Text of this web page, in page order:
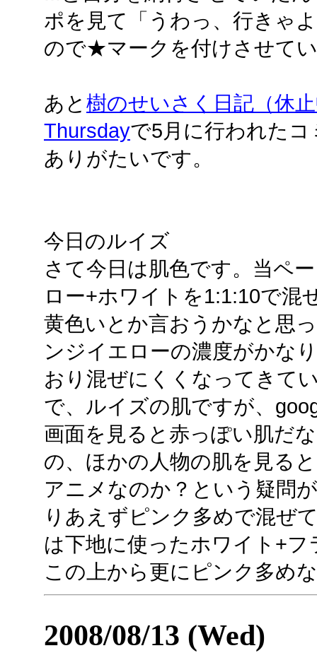
ポを見て「うわっ、行きゃ
ので★マークを付けさせて
あと 樹のせいさく日記（休
Thursdayで5月に行われた
ありがたいです。
今日のルイズ
さて今日は肌色です。当ペ
ロー+ホワイトを1:1:10で混
黄色いとか言おうかなと思
ンジイエローの濃度がかな
おり混ぜにくくなってきて
で、ルイズの肌ですが、
画面を見ると赤っぽい肌だ
の、ほかの人物の肌を見る
アニメなのか？という疑問
りあえずピンク多めで混ぜ
は下地に使ったホワイト+
この上から更にピンク多め
2008/08/13 (Wed)